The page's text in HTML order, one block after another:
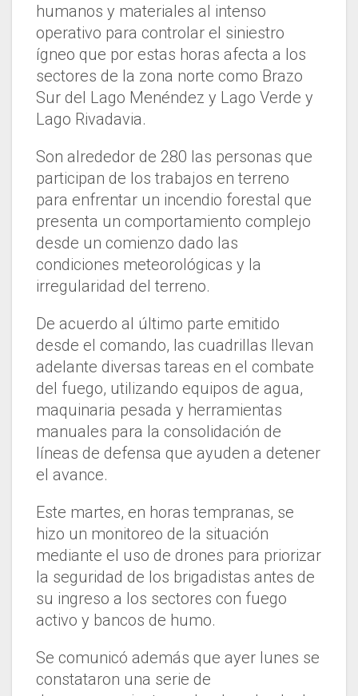
humanos y materiales al intenso
operativo para controlar el siniestro
ígneo que por estas horas afecta a los
sectores de la zona norte como Brazo
Sur del Lago Menéndez y Lago Verde y
Lago Rivadavia.
Son alrededor de 280 las personas que
participan de los trabajos en terreno
para enfrentar un incendio forestal que
presenta un comportamiento complejo
desde un comienzo dado las
condiciones meteorológicas y la
irregularidad del terreno.
De acuerdo al último parte emitido
desde el comando, las cuadrillas llevan
adelante diversas tareas en el combate
del fuego, utilizando equipos de agua,
maquinaria pesada y herramientas
manuales para la consolidación de
líneas de defensa que ayuden a detener
el avance.
Este martes, en horas tempranas, se
hizo un monitoreo de la situación
mediante el uso de drones para priorizar
la seguridad de los brigadistas antes de
su ingreso a los sectores con fuego
activo y bancos de humo.
Se comunicó además que ayer lunes se
constataron una serie de